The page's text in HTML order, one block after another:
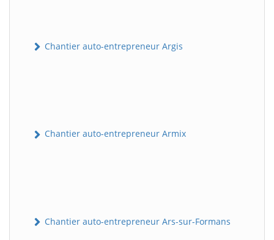
Chantier auto-entrepreneur Argis
Chantier auto-entrepreneur Armix
Chantier auto-entrepreneur Ars-sur-Formans